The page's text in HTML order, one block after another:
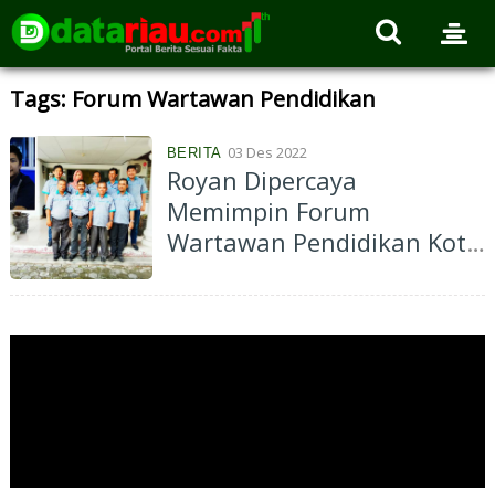
Tags: Forum Wartawan Pendidikan
BERITA 03 Des 2022
Royan Dipercaya
Memimpin Forum
Wartawan Pendidikan Kota